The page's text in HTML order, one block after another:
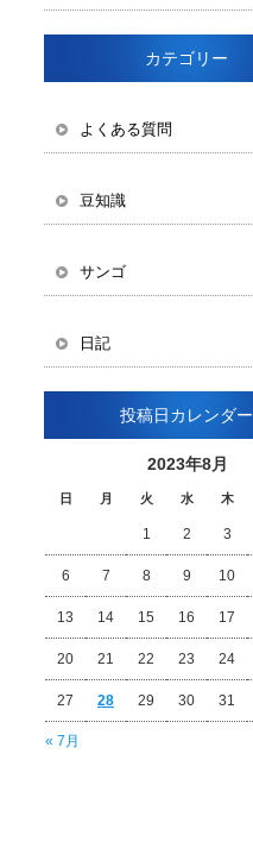
カテゴリー
よくある質問
豆知識
サンゴ
日記
投稿日カレンダー
2023年8月
日 月 火 水 木
« 7月
1 2 3
6 7 8 9 10
13 14 15 16 17
20 21 22 23 24
27 28 29 30 31